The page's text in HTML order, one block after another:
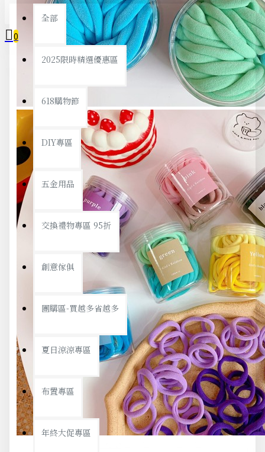
全部
2025限時精選優惠區
618購物節
DIY專區
五金用品
交換禮物專區 95折
創意傢俱
團購區-買越多省越多
夏日涼涼專區
布置專區
年終大促專區
0
您的購物車內沒有商品！